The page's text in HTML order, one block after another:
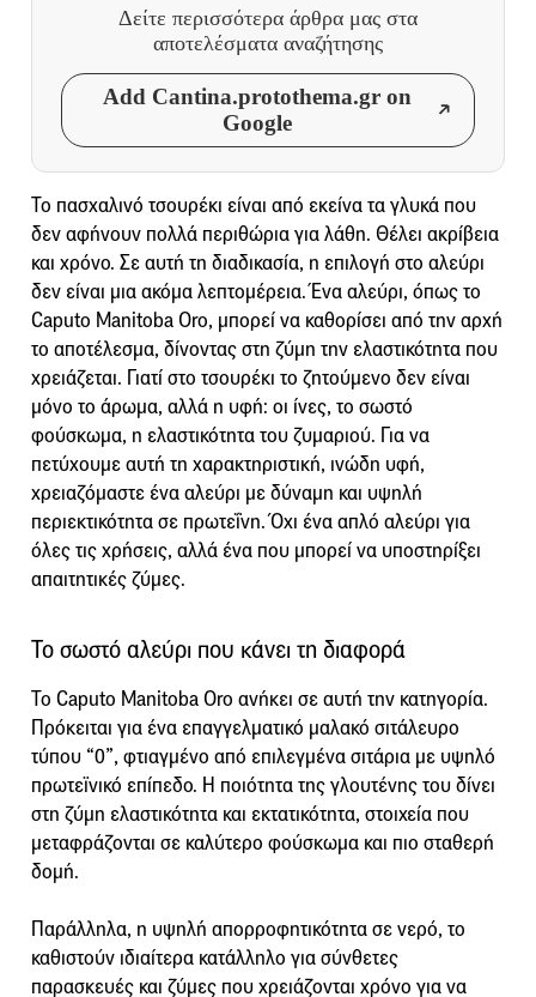
Δείτε περισσότερα άρθρα μας στα
αποτελέσματα αναζήτησης
Add Cantina.protothema.gr on
Google
Το πασχαλινό τσουρέκι είναι από εκείνα τα γλυκά που
δεν αφήνουν πολλά περιθώρια για λάθη. Θέλει ακρίβεια
και χρόνο. Σε αυτή τη διαδικασία, η επιλογή στο αλεύρι
δεν είναι μια ακόμα λεπτομέρεια. Ένα αλεύρι, όπως το
Caputo Manitoba Oro, μπορεί να καθορίσει από την αρχή
το αποτέλεσμα, δίνοντας στη ζύμη την ελαστικότητα που
χρειάζεται. Γιατί στο τσουρέκι το ζητούμενο δεν είναι
μόνο το άρωμα, αλλά η υφή: οι ίνες, το σωστό
φούσκωμα, η ελαστικότητα του ζυμαριού. Για να
πετύχουμε αυτή τη χαρακτηριστική, ινώδη υφή,
χρειαζόμαστε ένα αλεύρι με δύναμη και υψηλή
περιεκτικότητα σε πρωτεΐνη. Όχι ένα απλό αλεύρι για
όλες τις χρήσεις, αλλά ένα που μπορεί να υποστηρίξει
απαιτητικές ζύμες.
Το σωστό αλεύρι που κάνει τη διαφορά
Το Caputo Manitoba Oro ανήκει σε αυτή την κατηγορία.
Πρόκειται για ένα επαγγελματικό μαλακό σιτάλευρο
τύπου “0”, φτιαγμένο από επιλεγμένα σιτάρια με υψηλό
πρωτεϊνικό επίπεδο. Η ποιότητα της γλουτένης του δίνει
στη ζύμη ελαστικότητα και εκτατικότητα, στοιχεία που
μεταφράζονται σε καλύτερο φούσκωμα και πιο σταθερή
δομή.
Παράλληλα, η υψηλή απορροφητικότητα σε νερό, το
καθιστούν ιδιαίτερα κατάλληλο για σύνθετες
παρασκευές και ζύμες που χρειάζονται χρόνο για να